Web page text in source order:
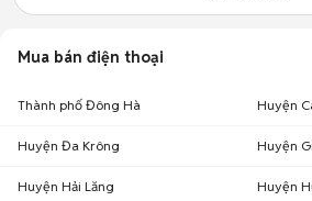
Mua bán điện thoại
Thành phố Đông Hà Huyện
Huyện Đa Krông Huyện
Huyện Hải Lăng Huyện